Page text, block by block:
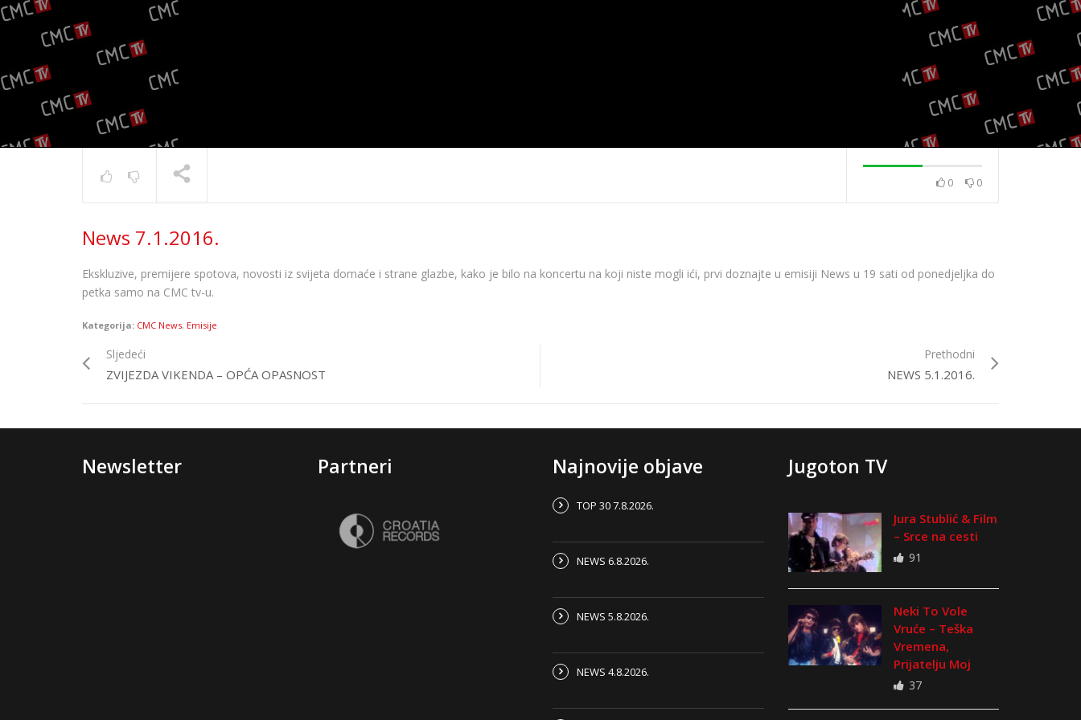
TRENUTNO SE PRIKAZUJE
0 0
News 7.1.2016.
Ekskluzive, premijere spotova, novosti iz svijeta domaće i strane glazbe, kako je bilo na koncertu na koji niste mogli ići, prvi doznajte u emisiji News u 19 sati od ponedjeljka do
petka samo na CMC tv-u.
Kategorija: CMC News, Emisije
Sljedeći
ZVIJEZDA VIKENDA – OPĆA OPASNOST
Prethodni
NEWS 5.1.2016.
Newsletter Partneri Najnovije objave
TOP 30 7.8.2026.
NEWS 6.8.2026.
NEWS 5.8.2026.
NEWS 4.8.2026.
Jugoton TV
Jura Stublić & Film
– Srce na cesti
91
Neki To Vole
Vruće – Teška
Vremena,
Prijatelju Moj
37